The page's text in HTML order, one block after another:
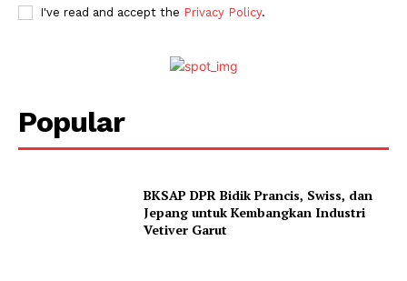
I've read and accept the Privacy Policy.
Popular
BKSAP DPR Bidik Prancis, Swiss, dan
Jepang untuk Kembangkan Industri
Vetiver Garut